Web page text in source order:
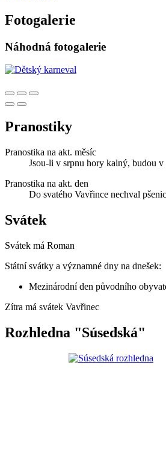
Fotogalerie
Náhodná fotogalerie
Pranostiky
Pranostika na akt. měsíc
Jsou-li v srpnu hory kalný, budou
Pranostika na akt. den
Do svatého Vavřince nechval
Svátek
Svátek má Roman
Státní svátky a významné dny na dnešek:
Mezinárodní den původního
Zítra má svátek Vavřinec
Rozhledna "Súsedská"